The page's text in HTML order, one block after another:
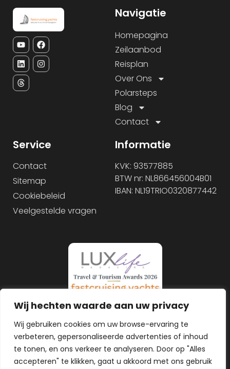
Wij hechten waarde aan uw privacy
Wij gebruiken cookies om uw browse-ervaring te
verbeteren, gepersonaliseerde advertenties of inhoud
te tonen, en ons verkeer te analyseren. Door op "Alles
accepteren" te klikken, gaat u akkoord met ons gebruik
Navigatie
Homepagina
Zeilaanbod
Reisplan
Over Ons
Polarsteps
Blog
Contact
Service
Contact
Sitemap
Cookiebeleid
Veelgestelde vragen
Informatie
KVK: 93577885
BTW nr: NL866456004B01
IBAN: NL19TRIO0320877442